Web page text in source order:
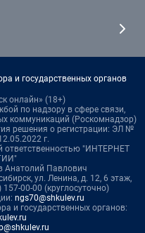
и государственных органов
онлайн» (18+)
по надзору в сфере связи,
коммуникаций (Роскомнадзор)
решения о регистрации: ЭЛ №
г.
ответственностью "ИНТЕРНЕТ
Анатолий Павлович
ул. Ленина, д. 12, 6 этаж,
00-00 (круглосуточно)
ngs70@shkulev.ru
и государственных органов: